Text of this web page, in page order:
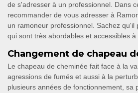
de s'adresser à un professionnel. Dans
recommander de vous adresser à
un ramoneur professionnel. Sachez qu'il
qui sont très abordables et accessibles
Changement de chapeau
Le chapeau de cheminée fait face à la
agressions de fumés et aussi à la
plusieurs années de fonctionnement, sa